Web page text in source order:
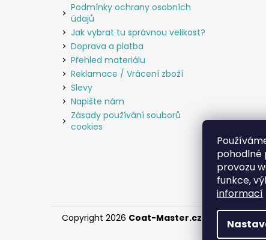
pohodlné
provozu
funkce,
informací
Podmínky ochrany osobních
údajů
Jak vybrat tu správnou velikost?
Doprava a platba
Přehled materiálu
Reklamace / Vrácení zboží
Slevy
Napište nám
Zásady používání souborů
cookies
Copyright 2026 Coat-Master.cz . Všechna